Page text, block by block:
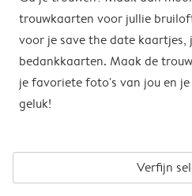
trouwkaarten voor jullie
voor je save the date kaartjes,
bedankkaarten. Maak de
je favoriete foto's van jou en
geluk!
Verfijn